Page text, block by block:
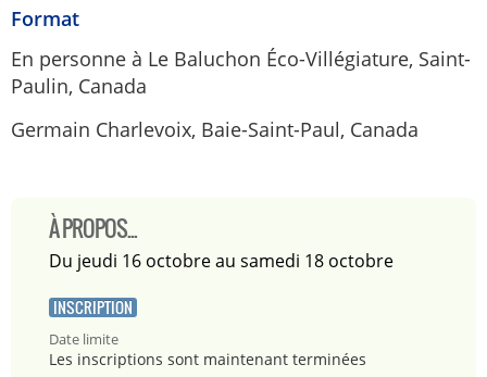
Format
En personne à Le Baluchon Éco-Villégiature, Saint-
Paulin, Canada
Germain Charlevoix, Baie-Saint-Paul, Canada
À PROPOS...
du jeudi 16 octobre au samedi 18 octobre
INSCRIPTION
Date limite
Les inscriptions sont maintenant terminées